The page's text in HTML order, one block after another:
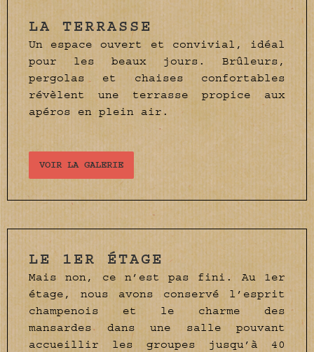
LA TERRASSE
Un espace ouvert et convivial, idéal
pour les beaux jours. Brûleurs,
pergolas et chaises confortables
révèlent une terrasse propice aux
apéros en plein air.
VOIR LA GALERIE
LE 1ER ÉTAGE
Mais non, ce n’est pas fini. Au 1er
étage, nous avons conservé l’esprit
champenois et le charme des
mansardes dans une salle pouvant
accueillir les groupes jusqu’à 40